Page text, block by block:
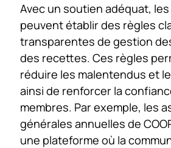
Avec un soutien adéquat,
peuvent établir des règles
transparentes de gestion
des recettes. Ces règles
réduire les malentendus et
ainsi de renforcer la
membres. Par exemple, les
générales annuelles de
une plateforme où la